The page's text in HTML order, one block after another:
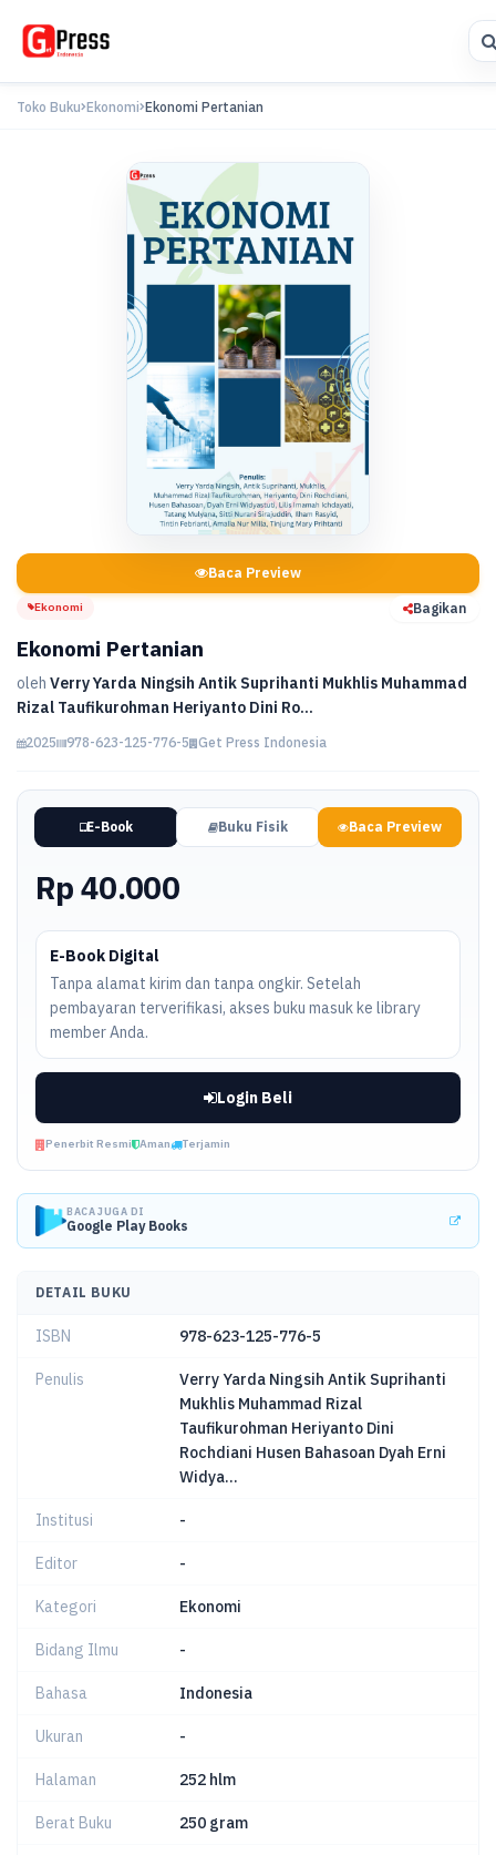
Toko Buku Ekonomi Ekonomi Pertanian
Baca Preview
Ekonomi Bagikan
Ekonomi Pertanian
olehVerry Yarda Ningsih Antik Suprihanti Mukhlis Muhammad
Rizal Taufikurohman Heriyanto Dini Ro...
2025 978-623-125-776-5 Get Press Indonesia
E-Book Buku Fisik Baca Preview
Rp 40.000
E-Book Digital
Tanpa alamat kirim dan tanpa ongkir. Setelah
pembayaran terverifikasi, akses buku masuk ke library
member Anda.
Login Beli
Penerbit Resmi Aman Terjamin
BACA JUGA DI
Google Play Books
DETAIL BUKU
ISBN 978-623-125-776-5
Penulis
Verry Yarda Ningsih Antik Suprihanti
Mukhlis Muhammad Rizal
Taufikurohman Heriyanto Dini
Rochdiani Husen Bahasoan Dyah Erni
Widya...
Institusi -
Editor -
Kategori Ekonomi
Bidang Ilmu -
Bahasa Indonesia
Ukuran -
Halaman 252 hlm
Berat Buku 250 gram